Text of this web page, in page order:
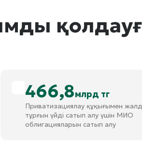
466,8млрд тг
Приватизациялау құқығымен
тұрғын үйді сатып алу үшін МИО
облигацияларын сатып алу